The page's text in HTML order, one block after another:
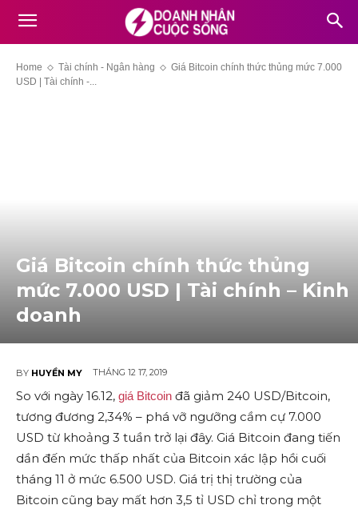
Home Tài chính - Ngân hàng
Giá Bitcoin chính thức thủng mức 7.000
USD | Tài chính -...
Giá Bitcoin chính thức thủng
mức 7.000 USD | Tài chính – Kinh
doanh
BY HUYỀN MY THÁNG 12 17, 2019
So với ngày 16.12, giá Bitcoin đã giảm 240 USD/Bitcoin,
tương đương 2,34% – phá vỡ ngưỡng cầm cự 7.000
USD từ khoảng 3 tuần trở lại đây. Giá Bitcoin đang tiến
dần đến mức thấp nhất của Bitcoin xác lập hồi cuối
tháng 11 ở mức 6.500 USD. Giá trị thị trường của
Bitcoin cũng bay mất hơn 3,5 tỉ USD chỉ trong một